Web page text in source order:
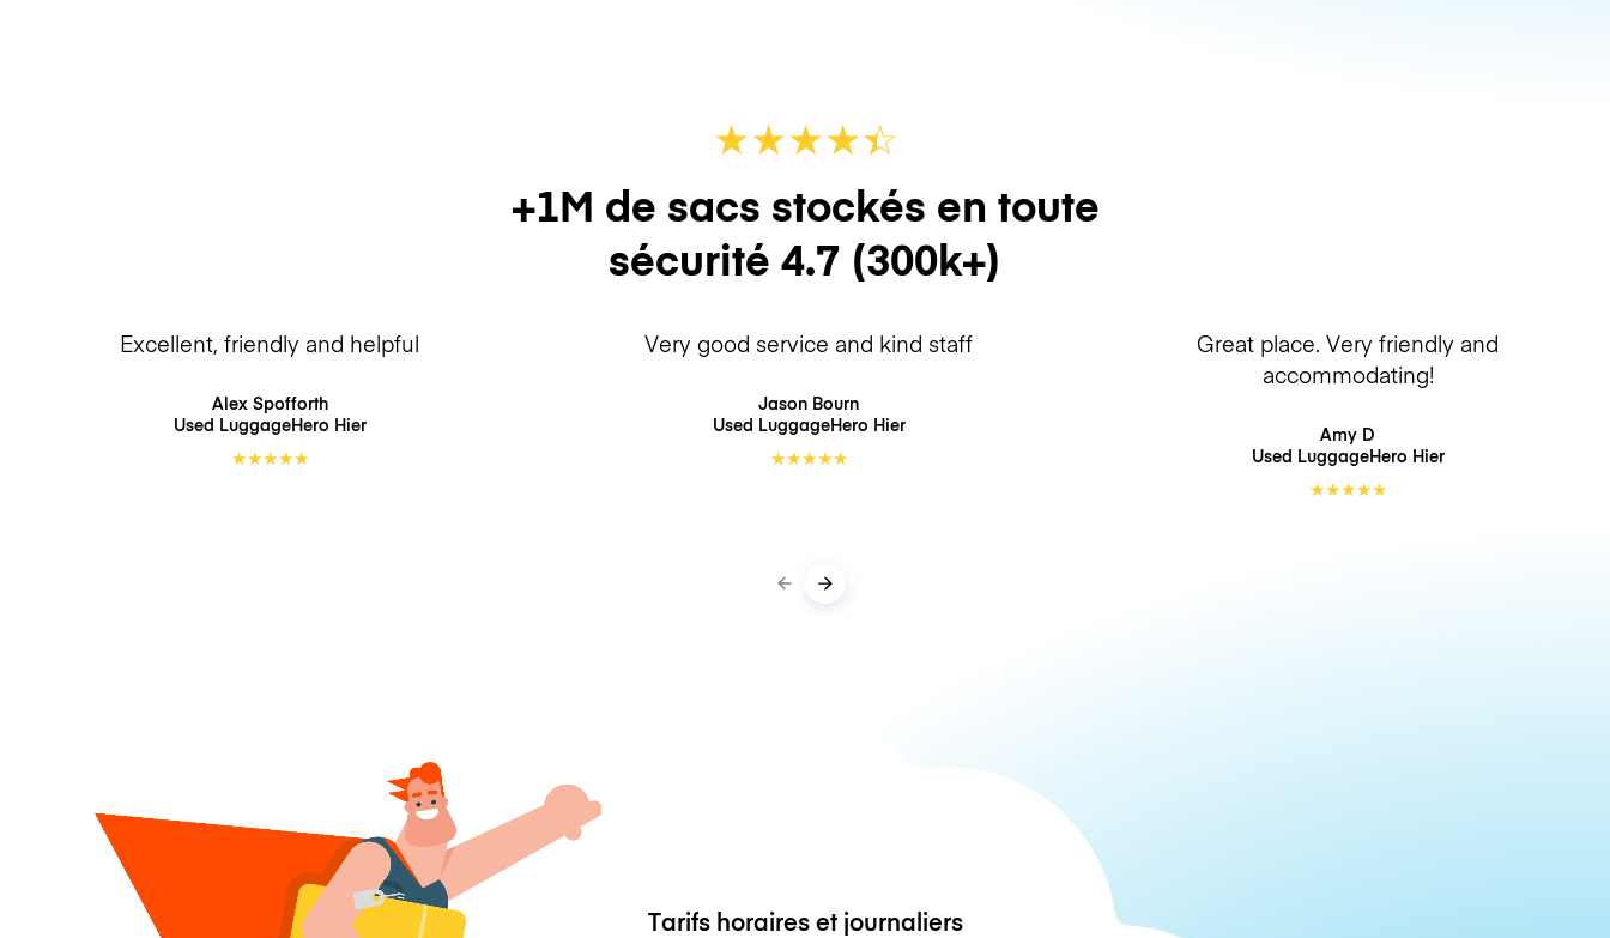
★★★★☆
★
+1M de sacs stockés en toute
sécurité 4.7 (300k+)
Excellent, friendly and helpful
Alex Spofforth
Used LuggageHero Hier
★★★★★
Very good service and kind staff
Jason Bourn
Used LuggageHero Hier
★★★★★
Great place. Very friendly and
accommodating!
Amy D
Used LuggageHero Hier
★★★★★
Tarifs horaires et journaliers